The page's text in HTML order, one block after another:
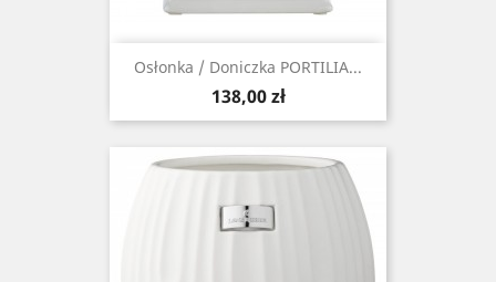
Osłonka / Doniczka PORTILIA...
Cena
138,00 zł